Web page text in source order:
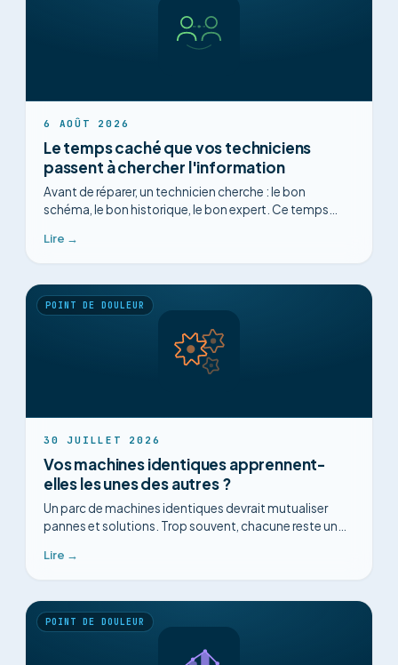
6 AOÛT 2026
Le temps caché que vos techniciens
passent à chercher l'information
Avant de réparer, un technicien cherche : le bon
schéma, le bon historique, le bon expert. Ce temps
Lire →
POINT DE DOULEUR
30 JUILLET 2026
Vos machines identiques apprennent-
elles les unes des autres ?
Un parc de machines identiques devrait mutualiser
pannes et solutions. Trop souvent, chacune reste un
Lire →
POINT DE DOULEUR